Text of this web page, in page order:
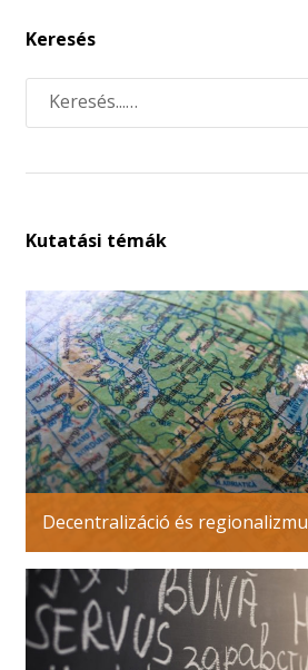
Keresés
Kutatási témák
Decentralizáció és